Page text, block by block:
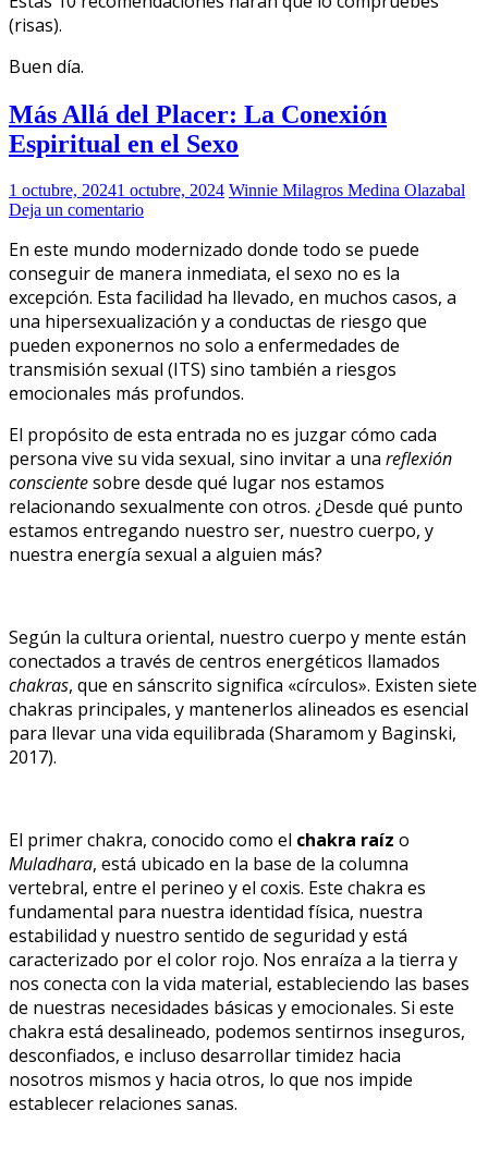
(risas).
Buen día.
Más Allá del Placer: La Conexión
Espiritual en el Sexo
1 octubre, 20241 octubre, 2024 Winnie Milagros Medina Olazabal
Deja un comentario
En este mundo modernizado donde todo se puede
conseguir de manera inmediata, el sexo no es la
excepción. Esta facilidad ha llevado, en muchos casos, a
una hipersexualización y a conductas de riesgo que
pueden exponernos no solo a enfermedades de
transmisión sexual (ITS) sino también a riesgos
emocionales más profundos.
El propósito de esta entrada no es juzgar cómo cada
persona vive su vida sexual, sino invitar a una reflexión
conscientesobre desde qué lugar nos estamos
relacionando sexualmente con otros. ¿Desde qué punto
estamos entregando nuestro ser, nuestro cuerpo, y
nuestra energía sexual a alguien más?
Según la cultura oriental, nuestro cuerpo y mente están
conectados a través de centros energéticos llamados
chakras, que en sánscrito significa «círculos». Existen siete
chakras principales, y mantenerlos alineados es esencial
para llevar una vida equilibrada (Sharamom y Baginski,
2017).
El primer chakra, conocido como el chakra raíz o
Muladhara, está ubicado en la base de la columna
vertebral, entre el perineo y el coxis. Este chakra es
fundamental para nuestra identidad física, nuestra
estabilidad y nuestro sentido de seguridad y está
caracterizado por el color rojo. Nos enraíza a la tierra y
nos conecta con la vida material, estableciendo las bases
de nuestras necesidades básicas y emocionales. Si este
chakra está desalineado, podemos sentirnos inseguros,
desconfiados, e incluso desarrollar timidez hacia
nosotros mismos y hacia otros, lo que nos impide
establecer relaciones sanas.